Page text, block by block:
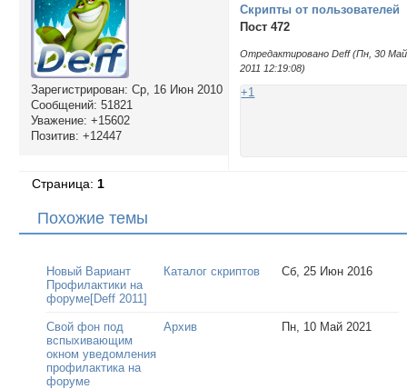
Зарегистрирован: Ср, 16 Июн 2010
Сообщений: 51821
Уважение: +15602
Позитив: +12447
Скрипты от пользователей
Пост 472
Отредактировано Deff (Пн, 30 Май
2011 12:19:08)
+1
Страница:1
Похожие темы
Новый Вариант
Профилактики на
форуме[Deff 2011]
Каталог скриптов Сб, 25 Июн 2016
Свой фон под
вспыхивающим
окном уведомления
профилактика на
форуме
Архив Пн, 10 Май 2021